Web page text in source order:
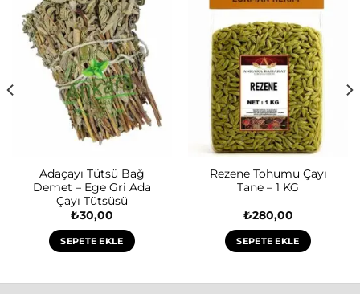
Adaçayı Tütsü Bağ
Demet – Ege Gri Ada
Çayı Tütsüsü
₺30,00
SEPETE EKLE
Rezene Tohumu Çayı
Tane – 1 KG
₺280,00
SEPETE EKLE